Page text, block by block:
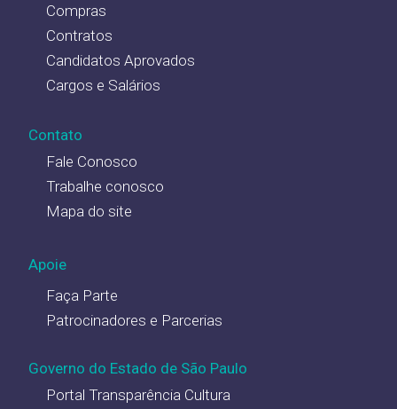
Compras
Contratos
Candidatos Aprovados
Cargos e Salários
Contato
Fale Conosco
Trabalhe conosco
Mapa do site
Apoie
Faça Parte
Patrocinadores e Parcerias
Governo do Estado de São Paulo
Portal Transparência Cultura